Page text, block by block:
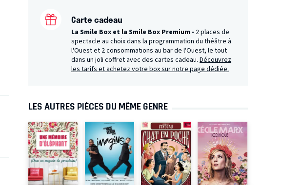
Carte cadeau
La Smile Box et la Smile Box Premium - 2 places de
spectacle au choix dans la programmation du théâtre à
l'Ouest et 2 consommations au bar de l'Ouest, le tout
dans un joli coffret avec des cartes cadeau. Découvrez
les tarifs et achetez votre box sur notre page dédiée.
LES AUTRES PIÈCES DU MÊME GENRE